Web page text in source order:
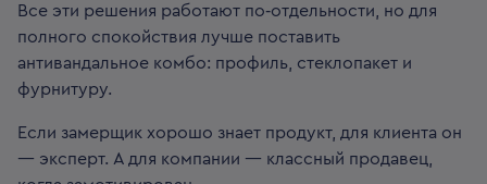
Все эти решения работают по‐отдельности, но для
полного спокойствия лучше поставить
антивандальное комбо: профиль, стеклопакет и
фурнитуру.
Если замерщик хорошо знает продукт, для клиента он
— эксперт. А для компании — классный продавец,